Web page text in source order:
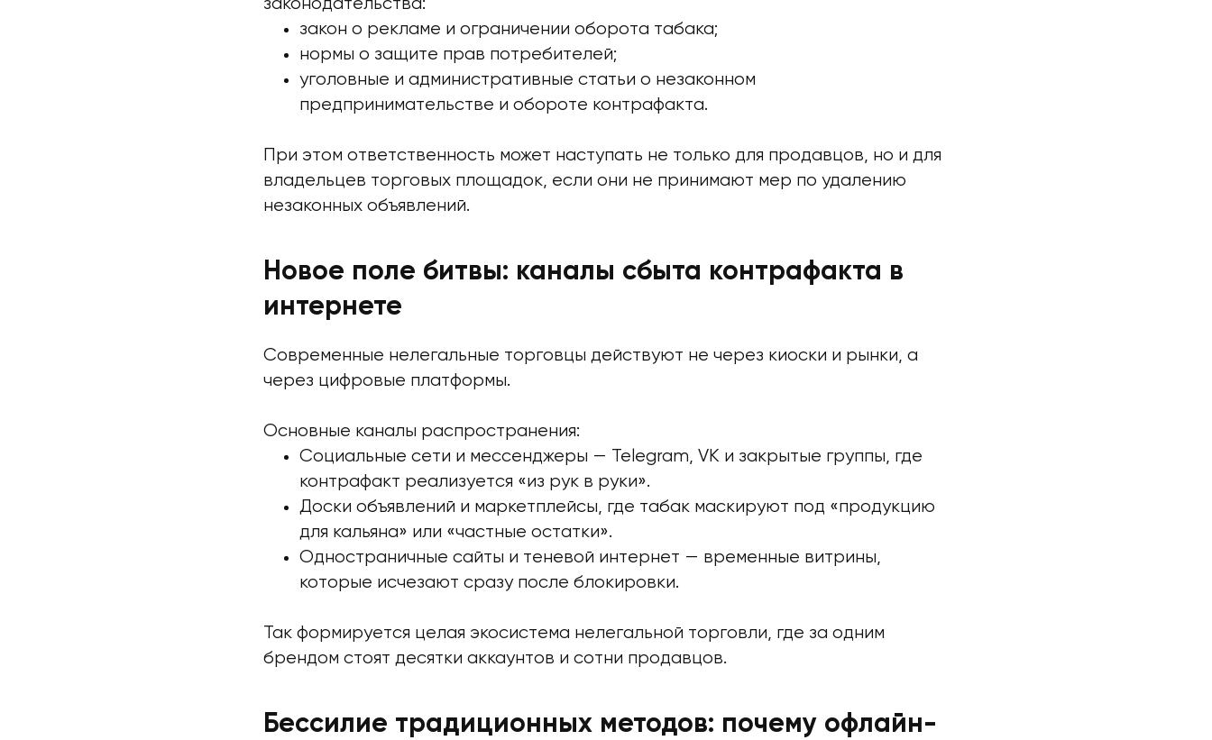
законодательства:
закон о рекламе и ограничении оборота табака;
нормы о защите прав потребителей;
уголовные и административные статьи о незаконном
предпринимательстве и обороте контрафакта.
При этом ответственность может наступать не только для продавцов, но и для
владельцев торговых площадок, если они не принимают мер по удалению
незаконных объявлений.
Новое поле битвы: каналы сбыта контрафакта в
интернете
Современные нелегальные торговцы действуют не через киоски и рынки, а
через цифровые платформы.
Основные каналы распространения:
Социальные сети и мессенджеры — Telegram, VK и закрытые группы, где
контрафакт реализуется «из рук в руки».
Доски объявлений и маркетплейсы, где табак маскируют под «продукцию
для кальяна» или «частные остатки».
Одностраничные сайты и теневой интернет — временные витрины,
которые исчезают сразу после блокировки.
Так формируется целая экосистема нелегальной торговли, где за одним
брендом стоят десятки аккаунтов и сотни продавцов.
Бессилие традиционных методов: почему офлайн-